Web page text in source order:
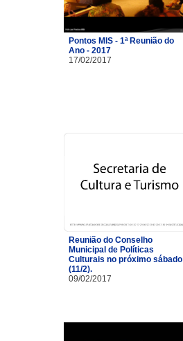
Pontos MIS - 1ª Reunião do
Ano - 2017
17/02/2017
Reunião do Conselho
Municipal de Políticas
Culturais no próximo sábado
(11/2).
09/02/2017